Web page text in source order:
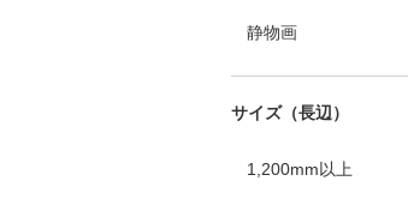
静物画
サイズ（長辺）
1,200mm以上